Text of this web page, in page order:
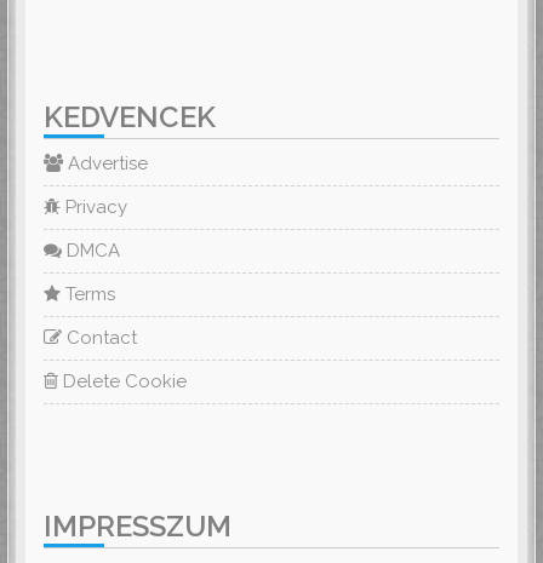
KEDVENCEK
Advertise
Privacy
DMCA
Terms
Contact
Delete Cookie
IMPRESSZUM